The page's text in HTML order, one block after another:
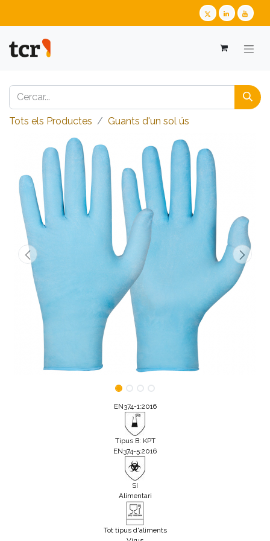
Tots els Productes Guants d'un sol ús
EN374-1:2016
Tipus B: KPT
EN374-5:2016
Sí
Alimentari
Tot tipus d'aliments